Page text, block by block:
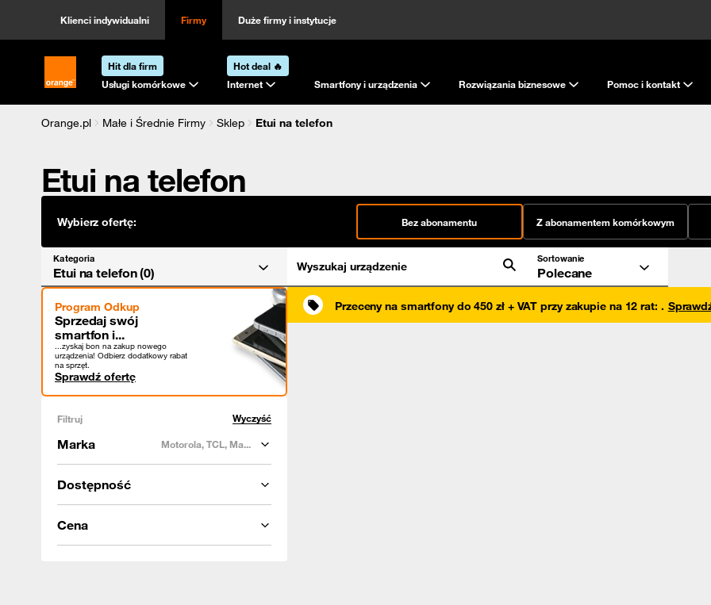
Klienci indywidualni Firmy Duże firmy i instytucje
Strona główna Orange.pl
Hit dla firm
Usługi komórkowe
Hot deal 🔥
Internet
Smartfony i urządzenia Rozwiązania biznesowe Pomoc i kontakt
Orange.pl Małe i Średnie Firmy Sklep
Etui na telefon
Etui na telefon
Wybierz ofertę: Bez abonamentu Z abonamentem komórkowym
Kategoria
Etui na telefon (0) Wyszukaj urządzenie
Sortowanie
Polecane
Program Odkup
Sprzedaj swój
smartfon i...
...zyskaj bon na zakup nowego
urządzenia! Odbierz dodatkowy rabat
na sprzęt.
Sprawdź ofertę
Filtruj Wyczyść
Marka Motorola, TCL, Ma...
Dostępność
Cena
Przeceny na smartfony do 450 zł + VAT przy zakupie na 12 rat: .